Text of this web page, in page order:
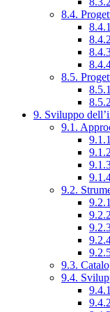
8.4.
8.5.
9. Sviluppo
9.1.
9.2.
9.3.
9.4.